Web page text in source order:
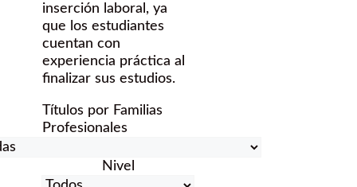
inserción laboral, ya
que los estudiantes
cuentan con
experiencia práctica al
finalizar sus estudios.
Títulos por Familias
Profesionales
Nivel